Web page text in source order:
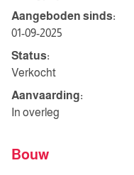
Aangeboden sinds:
01-09-2025
Status:
Verkocht
Aanvaarding:
In overleg
Bouw